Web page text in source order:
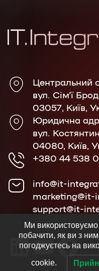
Центральний
вул. Сім'ї
03057, Київ,
Юридична
вул.
04080, Київ,
+380 44 538
info@it-
marketing@it-
support@it-
Ми
побачити, як ви з
погоджуєтесь на
cookie.